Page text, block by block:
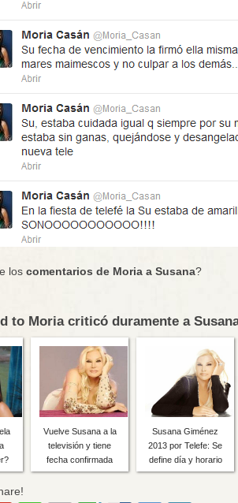
los comentarios de Moria a Susana?
to Moria criticó duramente a
Vuelve Susana a la
televisión y tiene
fecha confirmada
Susana Giménez
2013 por Telefe: Se
define día y horario